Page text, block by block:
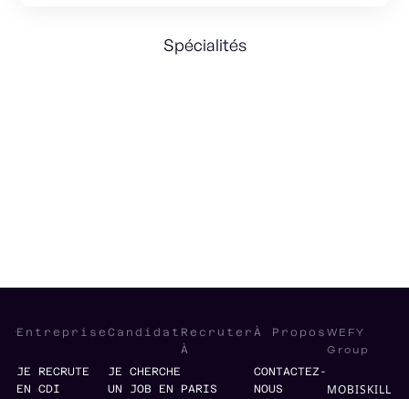
Spécialités
Entreprise
JE RECRUTE
EN CDI
Candidat
JE CHERCHE
UN JOB EN
Recruter
À
PARIS
À Propos
CONTACTEZ-
NOUS
WEFY
Group
MOBISKILL